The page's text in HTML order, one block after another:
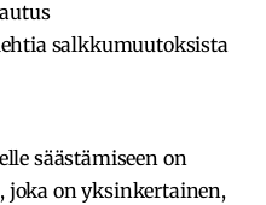
salkkumuutoksista
säästämiseen on
joka on yksinkertainen,